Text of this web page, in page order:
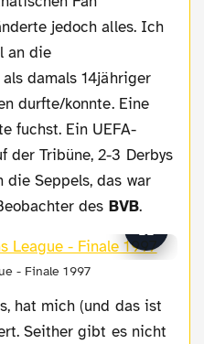
jedoch alles. Ich
an die
damals 14jähriger
durfte/konnte. Eine
fuchst. Ein UEFA-
der Tribüne, 2-3 Derbys
die Seppels, das war
des BVB.
- Finale 1997
Seither gibt es nicht